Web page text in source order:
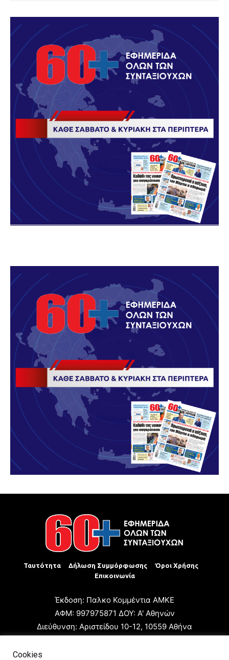
Ταυτότητα Δήλωση Συμμόρφωσης
Όροι Χρήσης
Επικοινωνία
Έκδοση: Παλκο Κομμέντια ΑΜΚΕ
ΑΦΜ: 997975871 ΔΟΥ: Α' Αθηνών
Διεύθυνση: Αριστείδου 10-12, 10559 Αθήνα
Cookies